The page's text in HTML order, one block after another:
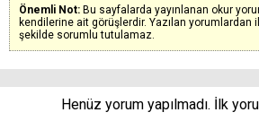
Önemli Not: Bu sayfalarda yayınlanan okur
kendilerine ait görüşlerdir. Yazılan yorumlardan
şekilde sorumlu tutulamaz.
Henüz yorum yapılmadı. İlk